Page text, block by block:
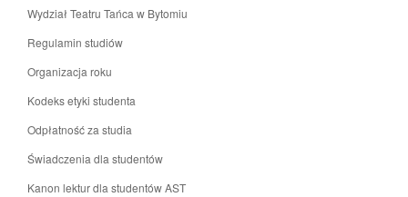
Wydział Teatru Tańca w Bytomiu
Regulamin studiów
Organizacja roku
Kodeks etyki studenta
Odpłatność za studia
Świadczenia dla studentów
Kanon lektur dla studentów AST